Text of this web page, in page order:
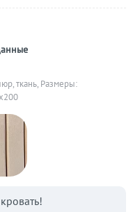
ткань, Размеры: